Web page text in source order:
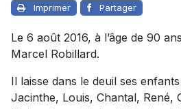
Imprimer Partager
Le 6 août 2016, à l’âge de 90
Marcel Robillard.
Il laisse dans le deuil ses
Jacinthe, Louis, Chantal, René,